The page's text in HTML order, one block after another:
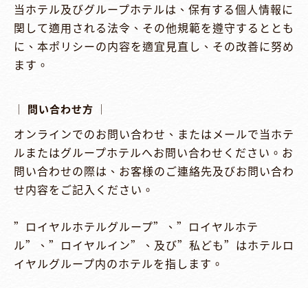
当ホテル及びグループホテルは、保有する個人情報に
関して適用される法令、その他規範を遵守するととも
に、本ポリシーの内容を適宜見直し、その改善に努め
ます。
│ 問い合わせ方 │
オンラインでのお問い合わせ、またはメールで当ホテ
ルまたはグループホテルへお問い合わせください。お
問い合わせの際は、お客様のご連絡先及びお問い合わ
せ内容をご記入ください。
”ロイヤルホテルグループ”、”ロイヤルホテ
ル”、”ロイヤルイン”、及び”私ども”はホテルロ
イヤルグループ内のホテルを指します。